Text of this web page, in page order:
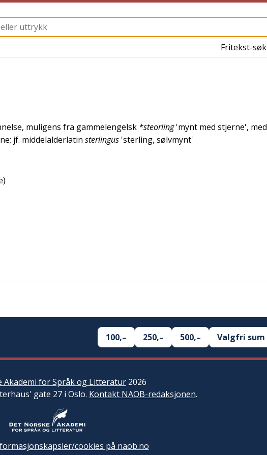
Fritekst-søk
muligens fra gammelengelsk *steorling'mynt med stjerne', med
jf. middelalderlatin sterlingus 'sterling, sølvmynt'
100,– 250,– 500,– Valgfri sum
Akademi for Språk og Litteratur2026
gate 27 i Oslo. Kontakt NAOB-redaksjonen.
cookies på naob.no